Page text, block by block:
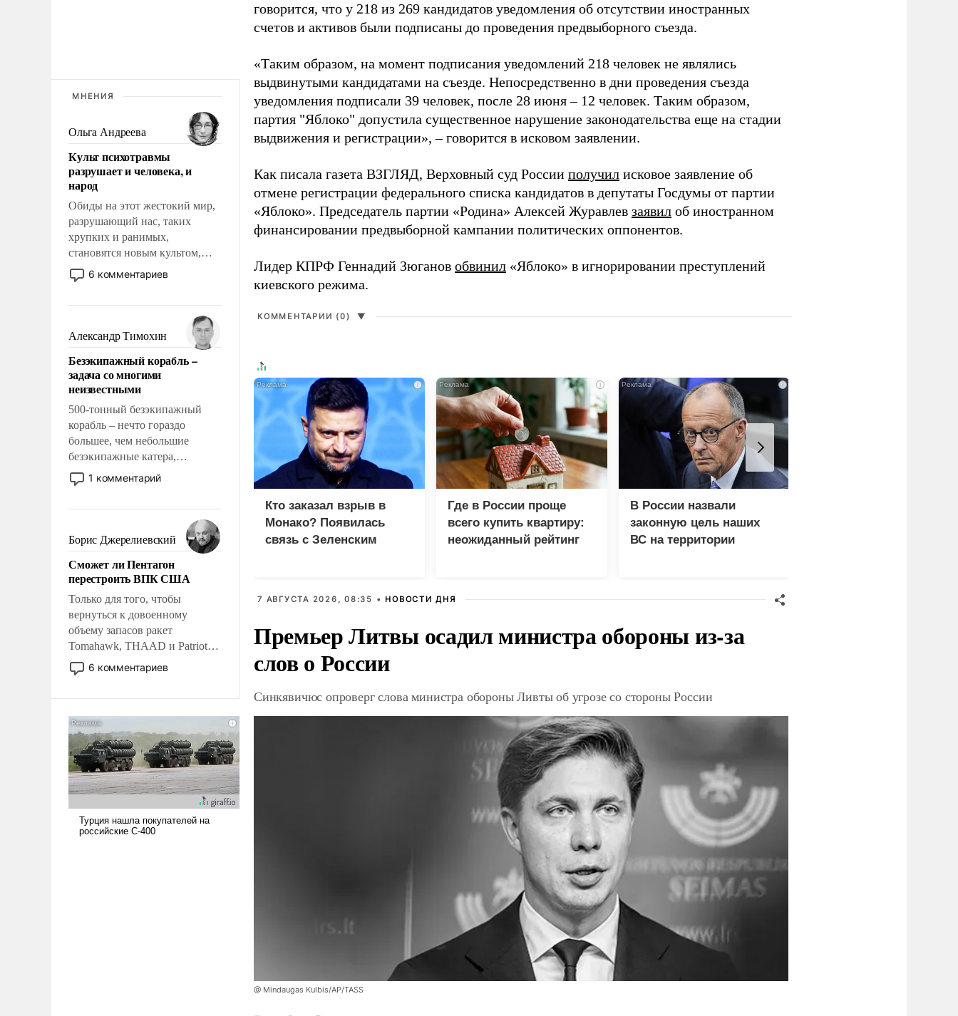
МНЕНИЯ
Ольга Андреева
Культ психотравмы
разрушает и человека, и
народ
Обиды на этот жестокий мир,
разрушающий нас, таких
хрупких и ранимых,
становятся новым культом,
постепенно вытесняя и
отменяя традиционное
мужественным и твердым под
ударами судьбы, брать на себя
ответственность, помогать
слабым, идти вперед и
адаптироваться.
6 комментариев
Александр Тимохин
Безэкипажный корабль –
задача со многими
неизвестными
500-тонный безэкипажный
корабль – нечто гораздо
большее, чем небольшие
безэкипажные катера,
применение которых уже
стало обыденностью. Задача по
сложна и амбициозна. Однако
и ее реализация радикально
поднимет наши боевые
возможности.
1 комментарий
Борис Джерелиевский
Сможет ли Пентагон
перестроить ВПК США
Только для того, чтобы
вернуться к довоенному
объему запасов ракет
Tomahawk, THAAD и Patriot
США потребуется более трех
лет. Даже небольшая война с
Сложившаяся ситуация
означает многолетний период
уязвимости США, например,
перед Китаем.
6 комментариев
говорится, что у 218 из 269 кандидатов уведомления об отсутствии иностранных
счетов и активов были подписаны до проведения предвыборного съезда.
«Таким образом, на момент подписания уведомлений 218 человек не являлись
выдвинутыми кандидатами на съезде. Непосредственно в дни проведения съезда
уведомления подписали 39 человек, после 28 июня – 12 человек. Таким образом,
партия "Яблоко" допустила существенное нарушение законодательства еще на стадии
выдвижения и регистрации», – говорится в исковом заявлении.
Как писала газета ВЗГЛЯД, Верховный суд России получил исковое заявление об
отмене регистрации федерального списка кандидатов в депутаты Госдумы от партии
«Яблоко». Председатель партии «Родина» Алексей Журавлев заявил об иностранном
финансировании предвыборной кампании политических оппонентов.
Лидер КПРФ Геннадий Зюганов обвинил «Яблоко» в игнорировании преступлений
киевского режима.
КОММЕНТАРИИ (0) ▼
i
Кто заказал взрыв в
Монако? Появилась
связь с Зеленским
i
Где в России проще
всего купить квартиру:
неожиданный рейтинг
i
В России назвали
законную цель наших
ВС на территории
7 АВГУСТА 2026, 08:35 • НОВОСТИ ДНЯ
Премьер Литвы осадил министра обороны из-за
слов о России
Синкявичюс опроверг слова министра обороны Ливты об угрозе со стороны России
@ Mindaugas Kulbis/AP/TASS